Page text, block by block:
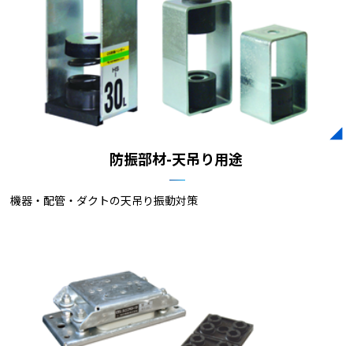
防振部材-天吊り用途
機器・配管・ダクトの天吊り振動対策​